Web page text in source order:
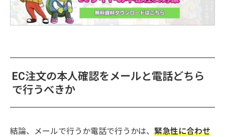
EC注文の本人確認をメールと電話どちら
で行うべきか
結論、メールで行うか電話で行うかは、 緊急性に合わせ